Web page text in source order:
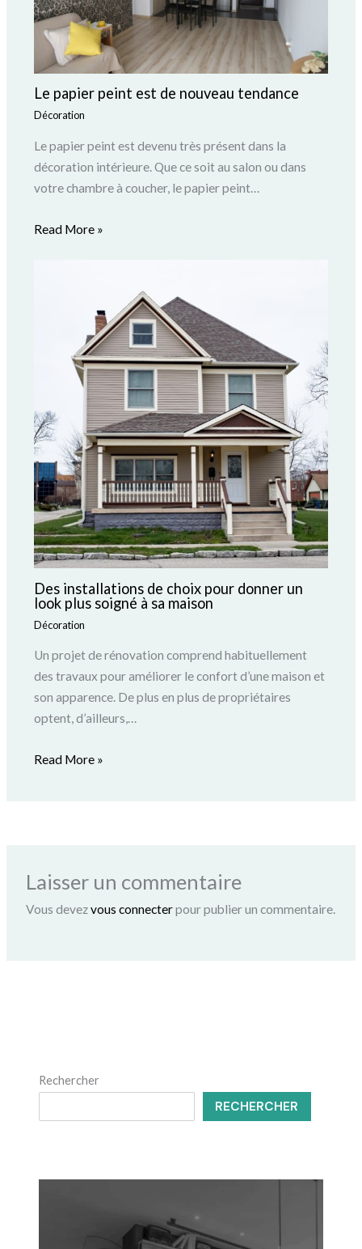
Le papier peint est de nouveau tendance
Décoration
Le papier peint est devenu très présent dans la
décoration intérieure. Que ce soit au salon ou dans
votre chambre à coucher, le papier peint…
Read More »
Des installations de choix pour donner un
look plus soigné à sa maison
Décoration
Un projet de rénovation comprend habituellement
des travaux pour améliorer le confort d’une maison et
son apparence. De plus en plus de propriétaires
optent, d’ailleurs,…
Read More »
Laisser un commentaire
Vous devezvous connecterpour publier un commentaire.
Rechercher
RECHERCHER